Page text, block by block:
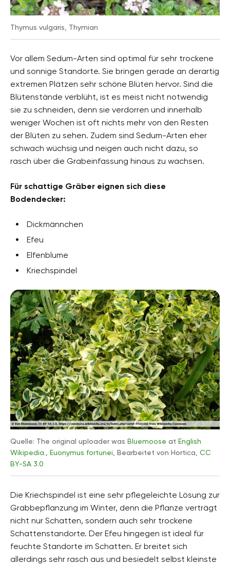
Thymus vulgaris, Thymian
Vor allem Sedum-Arten sind optimal für sehr trockene
und sonnige Standorte. Sie bringen gerade an derartig
extremen Plätzen sehr schöne Blüten hervor. Sind die
Blütenstände verblüht, ist es meist nicht notwendig
sie zu schneiden, denn sie verdorren und innerhalb
weniger Wochen ist oft nichts mehr von den Resten
der Blüten zu sehen. Zudem sind Sedum-Arten eher
schwach wüchsig und neigen auch nicht dazu, so
rasch über die Grabeinfassung hinaus zu wachsen.
Für schattige Gräber eignen sich diese
Bodendecker:
Dickmännchen
Efeu
Elfenblume
Kriechspindel
Quelle: The original uploader was Bluemoose at English
Wikipedia., Euonymus fortunei , Bearbeitet von Hortica, CC
BY-SA 3.0
Die Kriechspindel ist eine sehr pflegeleichte Lösung zur
Grabbepflanzung im Winter, denn die Pflanze verträgt
nicht nur Schatten, sondern auch sehr trockene
Schattenstandorte. Der Efeu hingegen ist ideal für
feuchte Standorte im Schatten. Er breitet sich
allerdings sehr rasch aus und besiedelt selbst kleinste